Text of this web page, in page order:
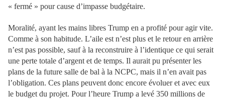
« fermé » pour cause d’impasse budgétaire.
Moralité, ayant les mains libres Trump en a profité pour agir vite.
Comme à son habitude. L’aile est n’est plus et le retour en arrière
n’est pas possible, sauf à la reconstruire à l’identique ce qui serait
une perte totale d’argent et de temps. Il aurait pu présenter les
plans de la future salle de bal à la NCPC, mais il n’en avait pas
l’obligation. Ces plans peuvent donc encore évoluer et avec eux
le budget du projet. Pour l’heure Trump a levé 350 millions de